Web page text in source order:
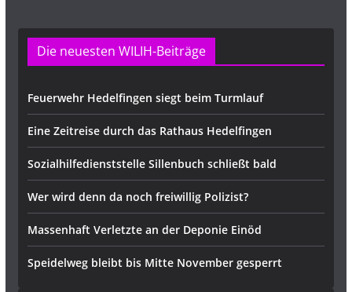
Die neuesten WILIH-Beiträge
Feuerwehr Hedelfingen siegt beim Turmlauf
Eine Zeitreise durch das Rathaus Hedelfingen
Sozialhilfedienststelle Sillenbuch schließt bald
Wer wird denn da noch freiwillig Polizist?
Massenhaft Verletzte an der Deponie Einöd
Speidelweg bleibt bis Mitte November gesperrt